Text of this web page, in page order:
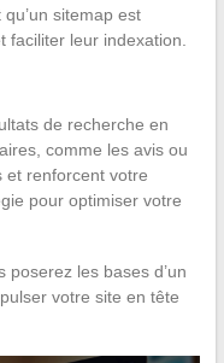
sitemap est
leur indexation.
de recherche en
comme les avis ou
et renforcent votre
pour optimiser votre
les bases d’un
votre site en tête